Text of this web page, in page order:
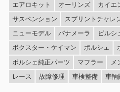
エアロキット
オーリンズ カイエ
サスペンション
スプリントチャレ
ニューモデル
パナメーラ ビルシ
ボクスター・ケイマン
ポルシェ
ポルシェ純正パーツ
マフラー メ
レース
故障修理 車検整備 車輌